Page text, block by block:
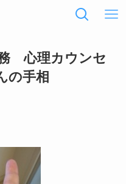
心理カウンセ
の手相